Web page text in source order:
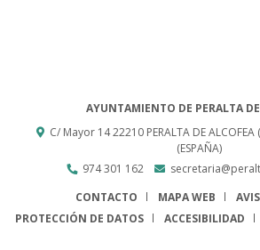
AYUNTAMIENTO DE PERALTA
C/ Mayor 1422210 PERALTA DE ALCOFEA
(ESPAÑA)
974 301 162
CONTACTO
MAPA WEB
PROTECCIÓN DE DATOS
ACCESIBILIDAD